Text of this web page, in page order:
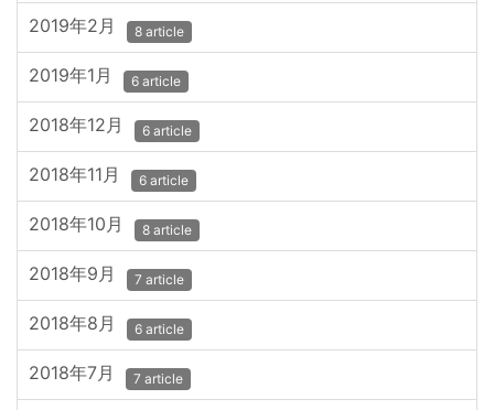
2019年2月 8 article
2019年1月 6 article
2018年12月 6 article
2018年11月 6 article
2018年10月 8 article
2018年9月 7 article
2018年8月 6 article
2018年7月 7 article